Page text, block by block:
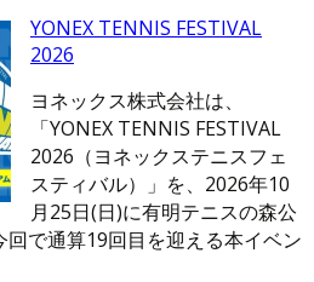
YONEX TENNIS FESTIVAL
2026
ヨネックス株式会社は、
「YONEX TENNIS FESTIVAL
2026（ヨネックステニスフェ
スティバル）」を、2026年10
月25日(日)に有明テニスの森公
回で通算19回目を迎える本イベン